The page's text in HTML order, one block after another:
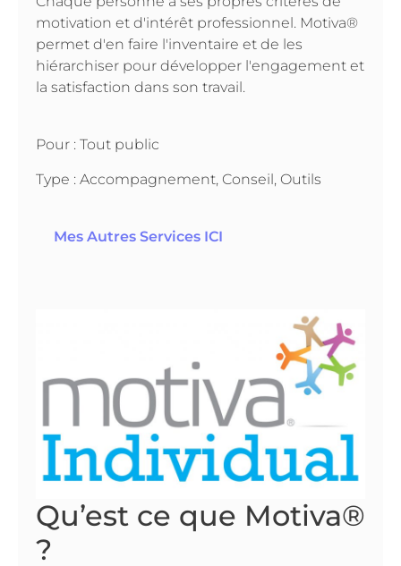
Qu’est ce que Motiva®
?
motivation et d'intérêt professionnel. Motiva®
permet d'en faire l'inventaire et de les
hiérarchiser pour développer l'engagement et
la satisfaction dans son travail.
Pour : Tout public
Type : Accompagnement, Conseil , Outils
Mes Autres Services ICI